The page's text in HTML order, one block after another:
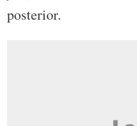
posterior.